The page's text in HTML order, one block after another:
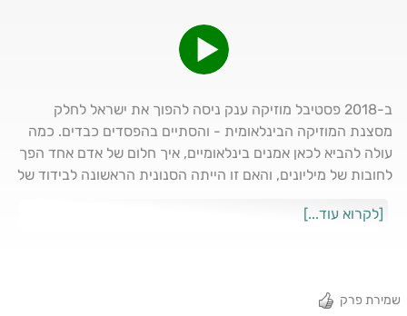
ב-2018 פסטיבל מוזיקה ענק ניסה להפוך את ישראל לחלק
מסצנת המוזיקה הבינלאומית - והסתיים בהפסדים כבדים. כמה
עולה להביא לכאן אמנים בינלאומיים, איך חלום של אדם אחד הפך
לחובות של מיליונים, והאם זו הייתה הסנונית הראשונה לבידוד של
אפרת; עורך סאונד: טל וניג; מרואיינים: ערן אריאלי, שאול מזרחי,
[לקרוא עוד...]
שמירת פרק